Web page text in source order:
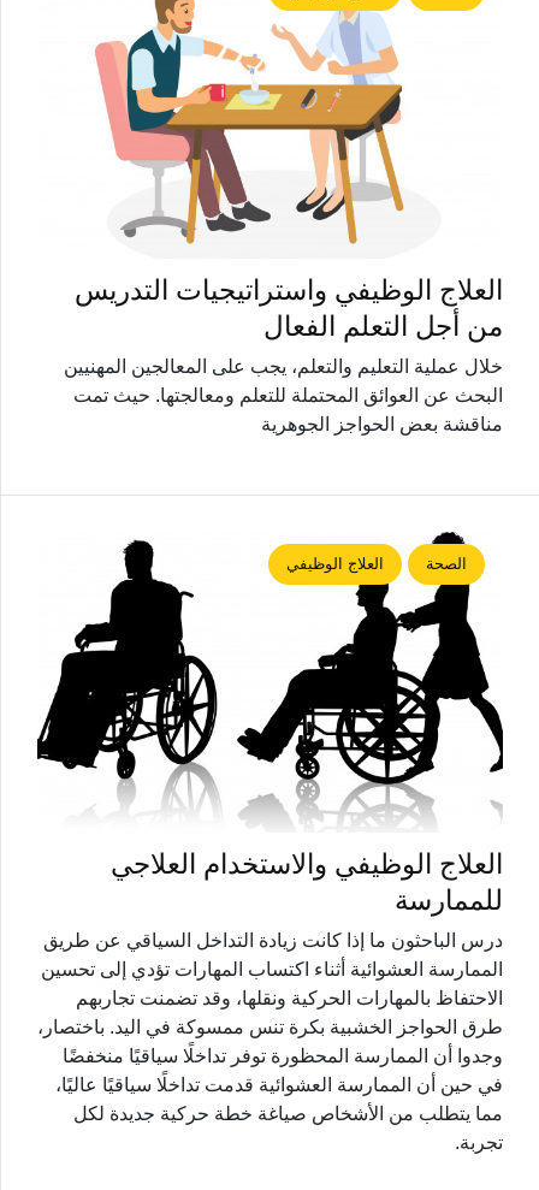
العلاج الوظيفي واستراتيجيات التدريس
من أجل التعلم الفعال
خلال عملية التعليم والتعلم، يجب على المعالجين المهنيين
البحث عن العوائق المحتملة للتعلم ومعالجتها. حيث تمت
مناقشة بعض الحواجز الجوهرية
الصحة العلاج الوظيفي
العلاج الوظيفي والاستخدام العلاجي
للممارسة
درس الباحثون ما إذا كانت زيادة التداخل السياقي عن طريق
الممارسة العشوائية أثناء اكتساب المهارات تؤدي إلى تحسين
الاحتفاظ بالمهارات الحركية ونقلها، وقد تضمنت تجاربهم
طرق الحواجز الخشبية بكرة تنس ممسوكة في اليد. باختصار،
وجدوا أن الممارسة المحظورة توفر تداخلًا سياقيًا منخفضًا
في حين أن الممارسة العشوائية قدمت تداخلًا سياقيًا عاليًا،
مما يتطلب من الأشخاص صياغة خطة حركية جديدة لكل
تجربة.